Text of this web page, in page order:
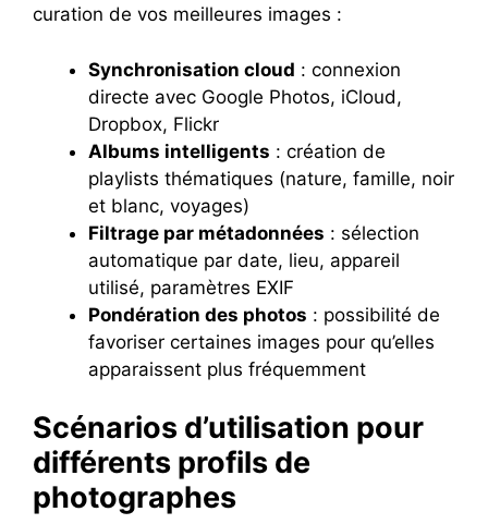
curation de vos meilleures images :
Synchronisation cloud : connexion
directe avec Google Photos, iCloud,
Dropbox, Flickr
Albums intelligents : création de
playlists thématiques (nature, famille, noir
et blanc, voyages)
Filtrage par métadonnées : sélection
automatique par date, lieu, appareil
utilisé, paramètres EXIF
Pondération des photos : possibilité de
favoriser certaines images pour qu’elles
apparaissent plus fréquemment
Scénarios d’utilisation pour
différents profils de
photographes